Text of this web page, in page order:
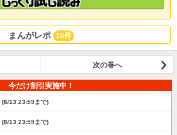
まんがレポ 16件
次の巻へ
今だけ割引実施中！
(8/13 23:59まで)
(8/13 23:59まで)